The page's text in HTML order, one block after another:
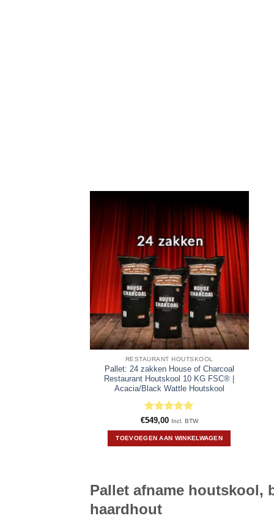
RESTAURANT HOUTSKOOL
Pallet: 24 zakken House of Charcoal
Restaurant Houtskool 10 KG FSC® |
Acacia/Black Wattle Houtskool
Gewaardeerd
5uit 5
€549,00 Incl. BTW
TOEVOEGEN AAN WINKELWAGEN
Pallet afname houtskool,
haardhout